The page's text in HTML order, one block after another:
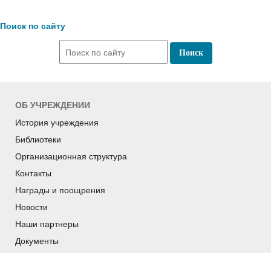
Поиск по сайту
ОБ УЧРЕЖДЕНИИ
История учреждения
Библиотеки
Организационная структура
Контакты
Награды и поощрения
Новости
Наши партнеры
Документы